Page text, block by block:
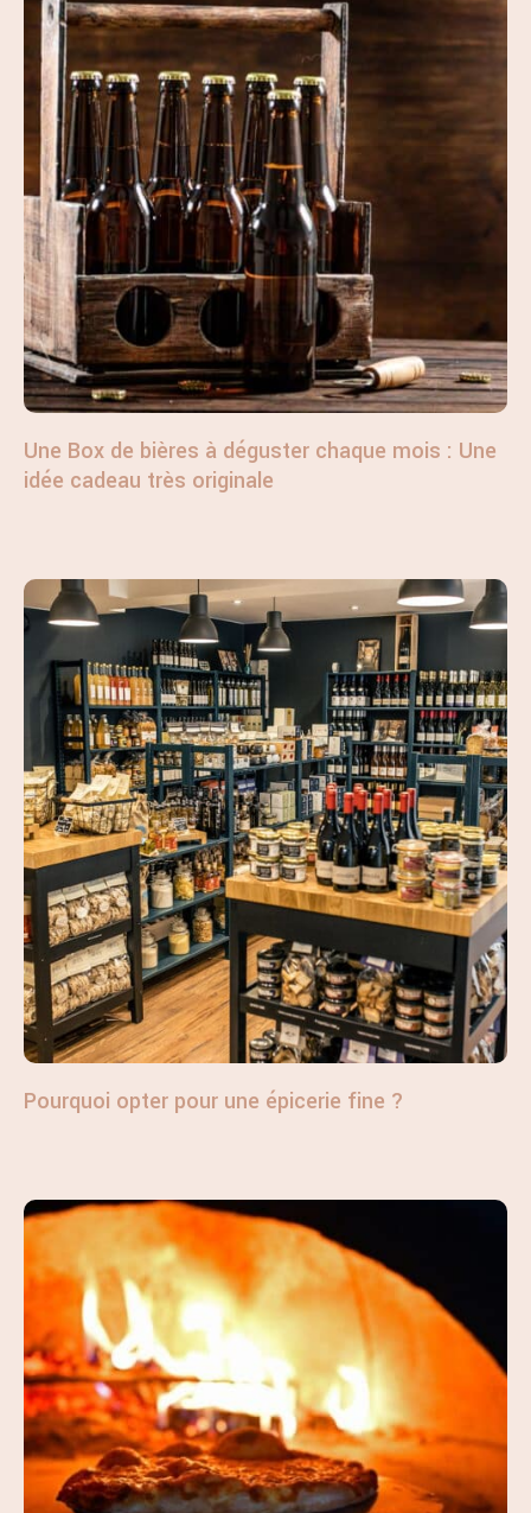
Une Box de bières à déguster chaque mois : Une
idée cadeau très originale
Pourquoi opter pour une épicerie fine ?